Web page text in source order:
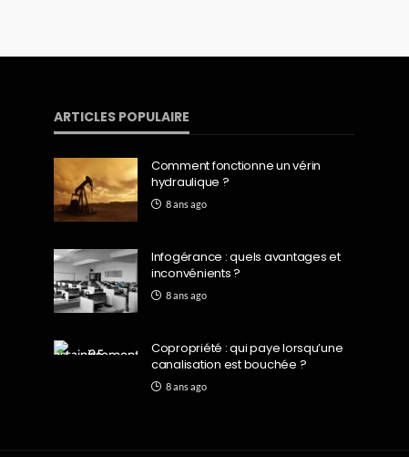
ARTICLES POPULAIRE
Comment fonctionne un vérin
hydraulique ?
8 ans ago
Infogérance : quels avantages et
inconvénients ?
8 ans ago
Copropriété : qui paye lorsqu’une
canalisation est bouchée ?
8 ans ago